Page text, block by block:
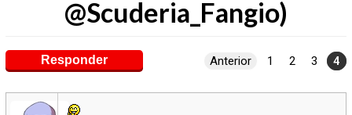
@Scuderia_Fangio)
Responder Anterior 1 2 3 4